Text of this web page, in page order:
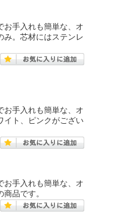
お手入れも簡単な、オ
み。芯材にはステンレ
お手入れも簡単な、オ
イト、ピンクがござい
お手入れも簡単な、オ
品です。